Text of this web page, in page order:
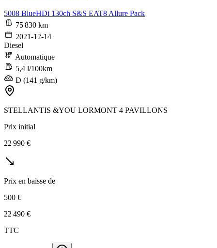
5008 BlueHDi 130ch S&S EAT8 Allure Pack
75 830 km
2021-12-14
Diesel
Automatique
5,4 l/100km
D (141 g/km)
STELLANTIS &YOU LORMONT 4 PAVILLONS
Prix initial
22 990 €
Prix en baisse de
500 €
22 490 €
TTC